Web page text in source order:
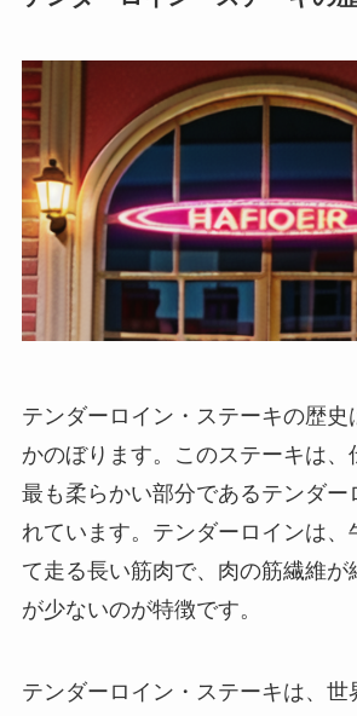
テンダーロイン・ステーキの歴史
かのぼります。
このステーキは
最も柔らかい部分であるテンダー
れています。テンダーロインは、
て走る長い筋肉で、肉の筋繊維が
が少ないのが特徴です。
テンダーロイン・ステーキは、世